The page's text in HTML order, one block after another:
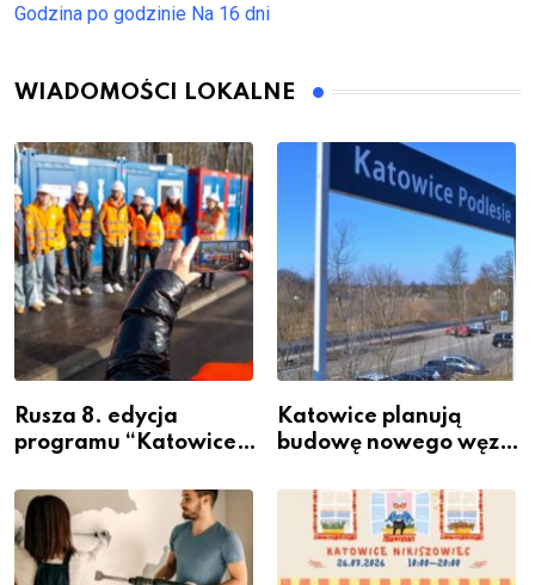
Godzina po godzinie Na 16 dni
WIADOMOŚCI LOKALNE
Rusza 8. edycja
programu “Katowice
– nabór dla
przedsiębiorców
Katowice planują
budowę nowego węzła
Podlesiu